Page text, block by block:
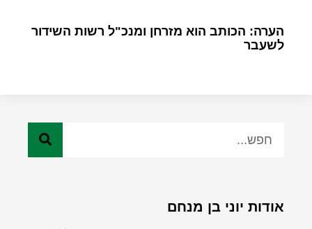
הערה: הכותב הוא מזרחן ומנכ"ל רשות השידור
לשעבר
אודות יוני בן מנחם